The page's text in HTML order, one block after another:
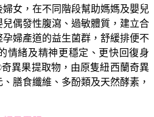
女，在不同階段幫助媽媽及嬰兒
偶發性腹瀉、過敏體質，建立合
婦產道的益生菌群，舒緩排便不
情緒及精神更穩定、更快回復身
異果提取物，由原隻紐西蘭奇異
膳食纖維、多酚類及天然酵素，